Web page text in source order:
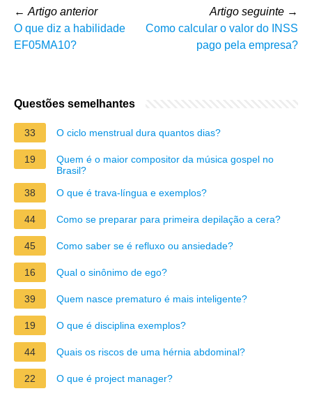
← Artigo anterior
O que diz a habilidade
EF05MA10?
Artigo seguinte →
Como calcular o valor do INSS
pago pela empresa?
Questões semelhantes
33 O ciclo menstrual dura quantos dias?
19
Quem é o maior compositor da música gospel no
Brasil?
38
O que é trava-língua e exemplos?
44 Como se preparar para primeira depilação a cera?
45 Como saber se é refluxo ou ansiedade?
16 Qual o sinônimo de ego?
39 Quem nasce prematuro é mais inteligente?
19 O que é disciplina exemplos?
44 Quais os riscos de uma hérnia abdominal?
22 O que é project manager?